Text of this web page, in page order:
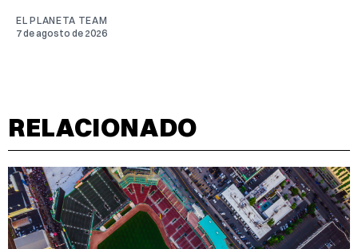
EL PLANETA TEAM
7 de agosto de 2026
RELACIONADO